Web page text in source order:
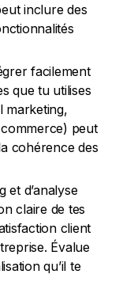
inclure des
facilement
que tu utilises
marketing,
peut
cohérence des
et d’analyse
claire de tes
client
Évalue
qu’il te